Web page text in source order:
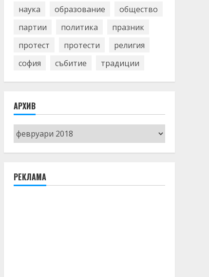
наука
образование
общество
партии
политика
празник
протест
протести
религия
софия
събитие традиции
АРХИВ
Архив
РЕКЛАМА